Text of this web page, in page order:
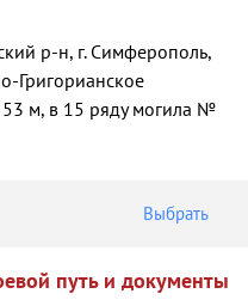
р-н, г. Симферополь,
Григорианское
м, в 15 ряду могила №
Выбрать
путь и документы